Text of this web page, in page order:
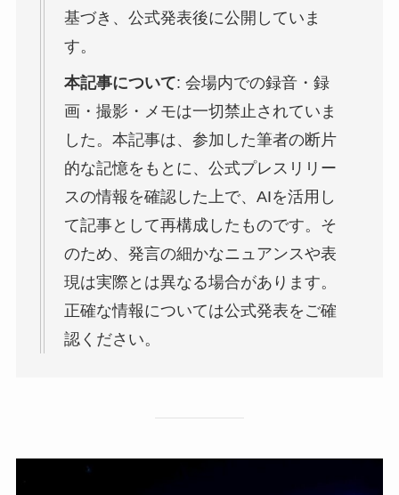
基づき、公式発表後に公開していま
す。
本記事について: 会場内での録音・録
画・撮影・メモは一切禁止されていま
した。本記事は、参加した筆者の断片
的な記憶をもとに、公式プレスリリー
スの情報を確認した上で、AIを活用し
て記事として再構成したものです。そ
のため、発言の細かなニュアンスや表
現は実際とは異なる場合があります。
正確な情報については公式発表をご確
認ください。